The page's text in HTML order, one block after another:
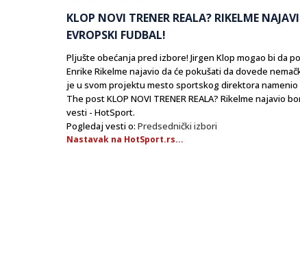
KLOP NOVI TRENER REALA? RIKELME
EVROPSKI FUDBAL!
Pljušte obećanja pred izbore! Jirgen Klop mogao bi da
Enrike Rikelme najavio da će pokušati da dovede
je u svom projektu mesto sportskog direktora namenio
The post KLOP NOVI TRENER REALA? Rikelme najavio
vesti - HotSport.
Pogledaj vesti o: Predsednički izbori
Nastavak na HotSport.rs...